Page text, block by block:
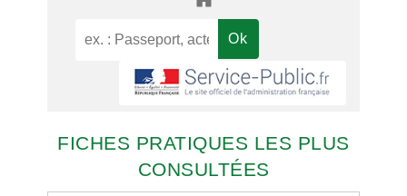
FICHES PRATIQUES LES PLUS
CONSULTÉES